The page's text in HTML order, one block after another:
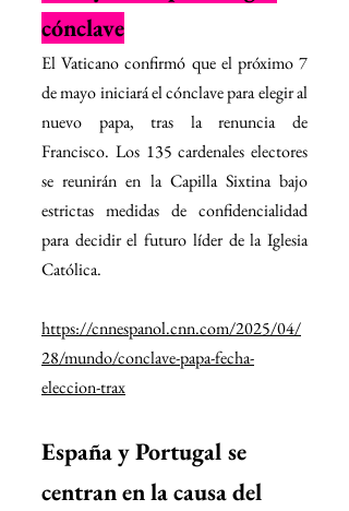
cónclave
El Vaticano confirmó que el próximo 7
de mayo iniciará el cónclave para elegir al
nuevo papa, tras la renuncia de
Francisco. Los 135 cardenales electores
se reunirán en la Capilla Sixtina bajo
estrictas medidas de confidencialidad
para decidir el futuro líder de la Iglesia
Católica.
https://cnnespanol.cnn.com/2025/04/
28/mundo/conclave-papa-fecha-
eleccion-trax
España y Portugal se
centran en la causa del